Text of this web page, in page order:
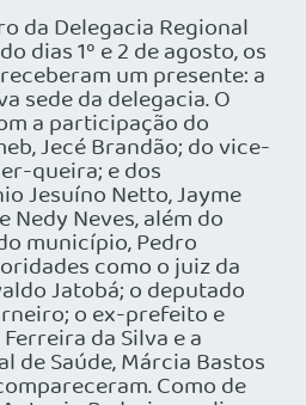
da Delegacia Regional
dias 1º e 2 de agosto, os
um presente: a
sede da delegacia. O
a participação do
Jecé Brandão; do vice-
queira; e dos
Jesuíno Netto, Jayme
Nedy Neves, além do
município, Pedro
como o juiz da
Jatobá; o deputado
o ex-prefeito e
da Silva e a
de Saúde, Márcia Bastos
Como de